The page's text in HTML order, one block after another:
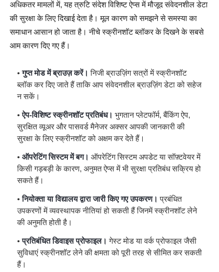
अधिकतर मामलों में, यह त्रुटि संदेश विशिष्ट ऐप्स में मौजूद संवेदनशील डेटा
की सुरक्षा के लिए दिखाई देता है। मूल कारण को समझने से समस्या का
समाधान आसान हो जाता है। नीचे स्क्रीनशॉट ब्लॉकर के दिखने के सबसे
आम कारण दिए गए हैं।
•गुप्त मोड में ब्राउज़ करें। निजी ब्राउज़िंग सत्रों में स्क्रीनशॉट
ब्लॉक कर दिए जाते हैं ताकि आप संवेदनशील ब्राउज़िंग डेटा को सहेज
न सकें।
•ऐप-विशिष्ट स्क्रीनशॉट प्रतिबंध। भुगतान प्लेटफॉर्म, बैंकिंग ऐप,
सुरक्षित व्यूअर और पासवर्ड मैनेजर अक्सर आपकी जानकारी की
सुरक्षा के लिए स्क्रीनशॉट को अक्षम कर देते हैं।
• ऑपरेटिंग सिस्टम में बग। ऑपरेटिंग सिस्टम अपडेट या सॉफ़्टवेयर में
किसी गड़बड़ी के कारण, अनुमत ऐप्स में भी सुरक्षा प्रतिबंध सक्रिय हो
सकते हैं।
•नियोक्ता या विद्यालय द्वारा जारी किए गए उपकरण। प्रबंधित
उपकरणों में व्यवस्थापक नीतियां हो सकती हैं जिनमें स्क्रीनशॉट लेने
की अनुमति होती है।
•प्रतिबंधित डिवाइस प्रोफाइल। गेस्ट मोड या वर्क प्रोफाइल जैसी
सुविधाएं स्क्रीनशॉट लेने की क्षमता को पूरी तरह से सीमित कर सकती
हैं।